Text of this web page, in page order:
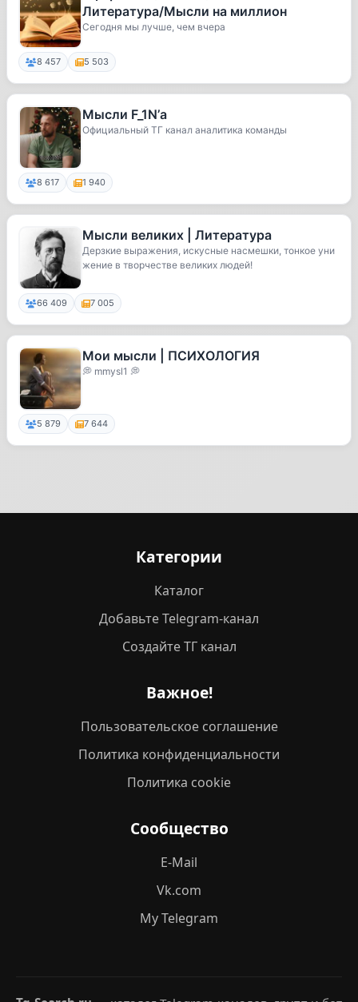
Литература/Мысли на миллион
Сегодня мы лучше, чем вчера
8 457 5 503
Мысли F_1N’а
Официальный ТГ канал аналитика команды
8 617 1 940
Мысли великих | Литература
Дерзкие выражения, искусные насмешки, тонкое уни
жение в творчестве великих людей!
66 409 7 005
Мои мысли | ПСИХОЛОГИЯ
💭 mmysl1 💭
5 879 7 644
Категории
Каталог
Добавьте Telegram-канал
Создайте ТГ канал
Важное!
Пользовательское соглашение
Политика конфиденциальности
Политика cookie
Сообщество
E-Mail
Vk.com
My Telegram